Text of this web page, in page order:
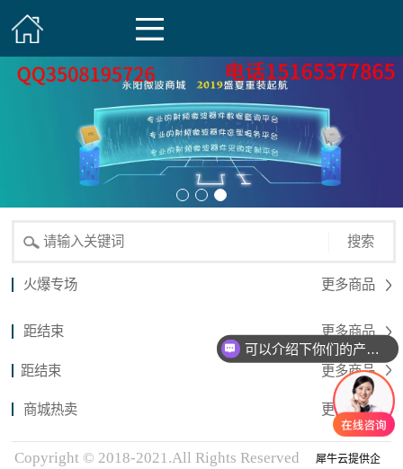
搜索
火爆专场 更多商品
距结束 更多商品
距结束 更多商品
商城热卖 更多商品
Copyright © 2018-2021.All Rights Reserved
犀牛云提供企